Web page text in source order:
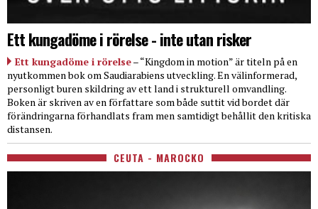
Ett kungadöme i rörelse - inte utan risker
Ett kungadöme i rörelse– “Kingdom in motion” är titeln på en
nyutkommen bok om Saudiarabiens utveckling. En välinformerad,
personligt buren skildring av ett land i strukturell omvandling.
Boken är skriven av en författare som både suttit vid bordet där
förändringarna förhandlats fram men samtidigt behållit den kritiska
distansen.
CEUTA - MAROCKO